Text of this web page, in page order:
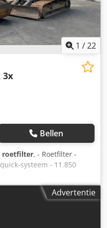
1 /22
3x
Bellen
roetfilter, - Roetfilter -
systeem - 11.850
Advertentie